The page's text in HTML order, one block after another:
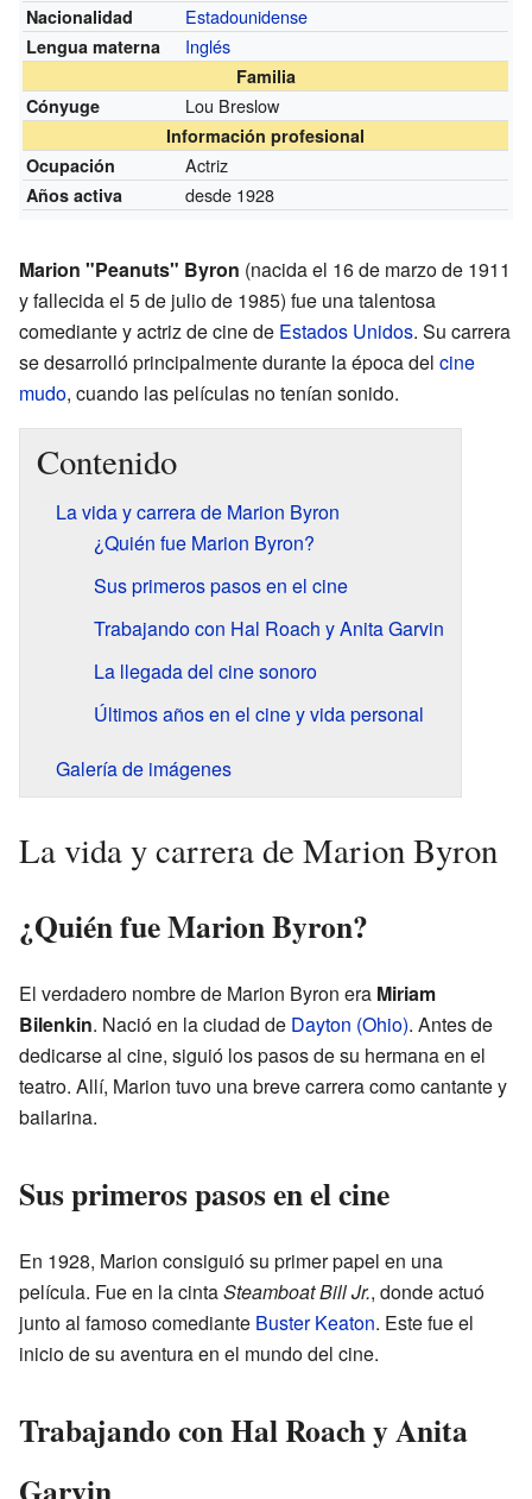
Nacionalidad Estadounidense
Lengua materna Inglés
Familia
Cónyuge
Lou Breslow
Información profesional
Ocupación
Actriz
Años activa desde 1928
Marion "Peanuts" Byron (nacida el 16 de marzo de 1911
y fallecida el 5 de julio de 1985) fue una talentosa
comediante y actriz de cine de Estados Unidos. Su carrera
se desarrolló principalmente durante la época del cine
mudo, cuando las películas no tenían sonido.
Contenido
La vida y carrera de Marion Byron
¿Quién fue Marion Byron?
Sus primeros pasos en el cine
Trabajando con Hal Roach y Anita Garvin
La llegada del cine sonoro
Últimos años en el cine y vida personal
Galería de imágenes
La vida y carrera de Marion Byron
¿Quién fue Marion Byron?
El verdadero nombre de Marion Byron era Miriam
Bilenkin. Nació en la ciudad de Dayton (Ohio). Antes de
dedicarse al cine, siguió los pasos de su hermana en el
teatro. Allí, Marion tuvo una breve carrera como cantante y
bailarina.
Sus primeros pasos en el cine
En 1928, Marion consiguió su primer papel en una
película. Fue en la cintaSteamboat Bill Jr., donde actuó
junto al famoso comediante Buster Keaton. Este fue el
inicio de su aventura en el mundo del cine.
Trabajando con Hal Roach y Anita